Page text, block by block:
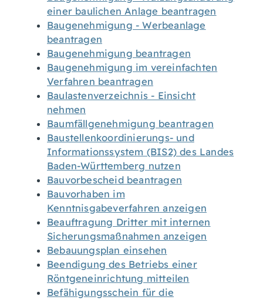
einer baulichen Anlage beantragen
Baugenehmigung - Werbeanlage
beantragen
Baugenehmigung beantragen
Baugenehmigung im vereinfachten
Verfahren beantragen
Baulastenverzeichnis - Einsicht
nehmen
Baumfällgenehmigung beantragen
Baustellenkoordinierungs- und
Informationssystem (BIS2) des Landes
Baden-Württemberg nutzen
Bauvorbescheid beantragen
Bauvorhaben im
Kenntnisgabeverfahren anzeigen
Beauftragung Dritter mit internen
Sicherungsmaßnahmen anzeigen
Bebauungsplan einsehen
Beendigung des Betriebs einer
Röntgeneinrichtung mitteilen
Befähigungsschein für die